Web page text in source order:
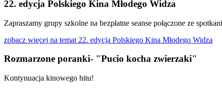
22. edycja Polskiego Kina Młodego Widza
Zapraszamy grupy szkolne na bezpłatne seanse połączone ze
zobacz więcej na temat 22. edycja Polskiego Kina Młodego Widza
Rozmarzone poranki- "Pucio kocha zwierzaki"
Kontynuacja kinowego hitu!